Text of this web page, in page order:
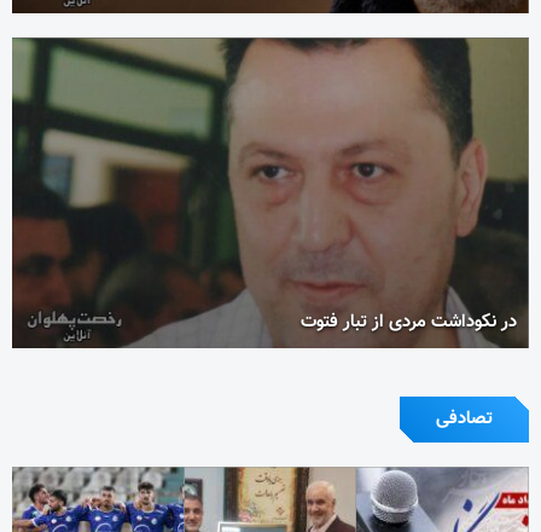
در نکوداشت مردی از تبار فتوت
تصادفی